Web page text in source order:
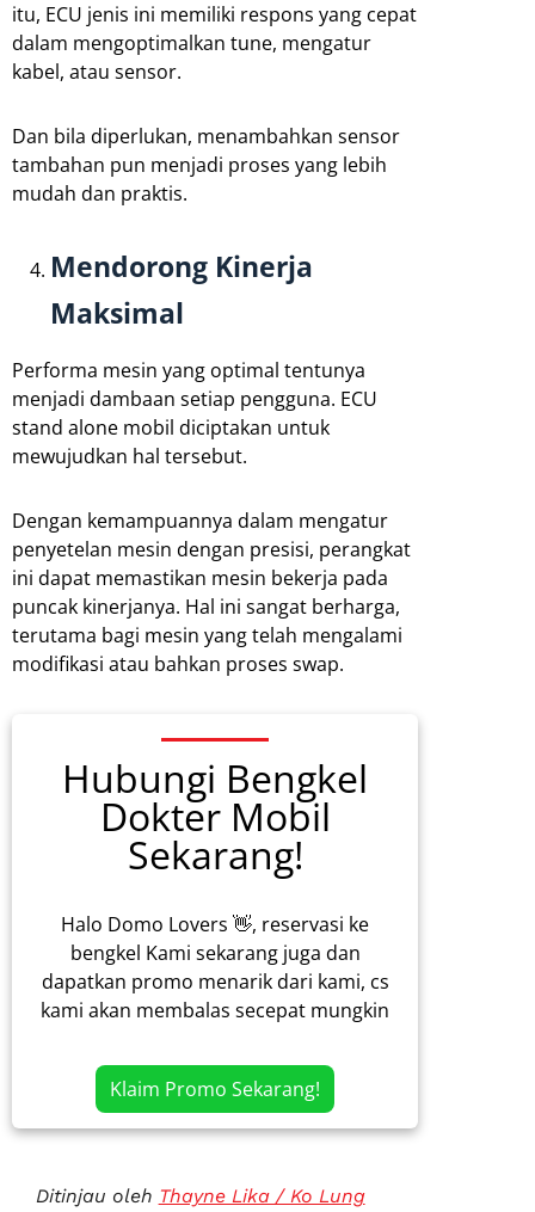
itu, ECU jenis ini memiliki respons yang cepat
dalam mengoptimalkan tune, mengatur
kabel, atau sensor.
Dan bila diperlukan, menambahkan sensor
tambahan pun menjadi proses yang lebih
mudah dan praktis.
Mendorong Kinerja
Maksimal
Performa mesin yang optimal tentunya
menjadi dambaan setiap pengguna. ECU
stand alone mobil diciptakan untuk
mewujudkan hal tersebut.
Dengan kemampuannya dalam mengatur
penyetelan mesin dengan presisi, perangkat
ini dapat memastikan mesin bekerja pada
puncak kinerjanya. Hal ini sangat berharga,
terutama bagi mesin yang telah mengalami
modifikasi atau bahkan proses swap.
Hubungi Bengkel
Dokter Mobil
Sekarang!
Halo Domo Lovers 👋, reservasi ke
bengkel Kami sekarang juga dan
dapatkan promo menarik dari kami, cs
kami akan membalas secepat mungkin
Klaim Promo Sekarang!
Ditinjau oleh Thayne Lika / Ko Lung